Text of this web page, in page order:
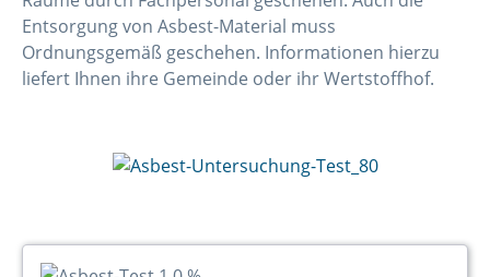
Entsorgung von Asbest-Material muss
Ordnungsgemäß geschehen. Informationen hierzu
liefert Ihnen ihre Gemeinde oder ihr Wertstoffhof.